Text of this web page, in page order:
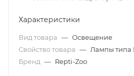
Характеристики
Вид товара — Освещение
Свойство товара — Лампы типа
Бренд — Repti-Zoo